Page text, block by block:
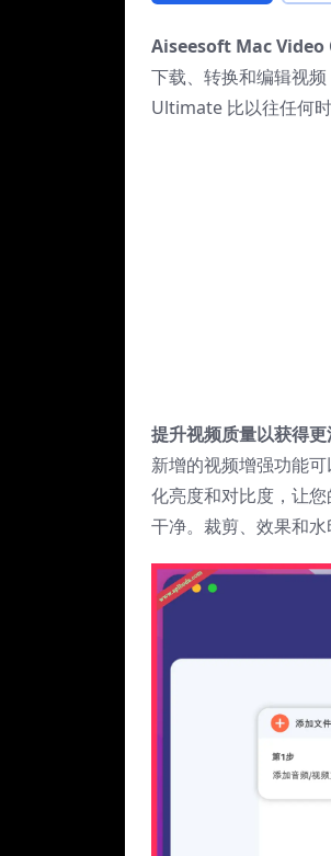
Aiseesoft Mac
下载、转换和编辑视
Ultimate 比以往任何时
提升视频质量以获得更
新增的视频增强功能
化亮度和对比度，让
干净。裁剪、效果和水